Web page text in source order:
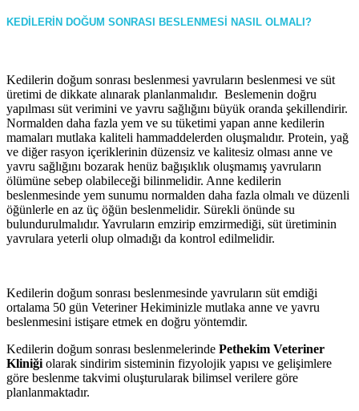
KEDİLERİN DOĞUM SONRASI BESLENMESİ NASIL OLMALI?
Kedilerin doğum sonrası beslenmesi yavruların beslenmesi ve süt
üretimi de dikkate alınarak planlanmalıdır. Beslemenin doğru
yapılması süt verimini ve yavru sağlığını büyük oranda şekillendirir.
Normalden daha fazla yem ve su tüketimi yapan anne kedilerin
mamaları mutlaka kaliteli hammaddelerden oluşmalıdır. Protein, yağ
ve diğer rasyon içeriklerinin düzensiz ve kalitesiz olması anne ve
yavru sağlığını bozarak henüz bağışıklık oluşmamış yavruların
ölümüne sebep olabileceği bilinmelidir. Anne kedilerin
beslenmesinde yem sunumu normalden daha fazla olmalı ve düzenli
öğünlerle en az üç öğün beslenmelidir. Sürekli önünde su
bulundurulmalıdır. Yavruların emzirip emzirmediği, süt üretiminin
yavrulara yeterli olup olmadığı da kontrol edilmelidir.
Kedilerin doğum sonrası beslenmesinde yavruların süt emdiği
ortalama 50 gün Veteriner Hekiminizle mutlaka anne ve yavru
beslenmesini istişare etmek en doğru yöntemdir.
Kedilerin doğum sonrası beslenmelerinde Pethekim Veteriner
Kliniği olarak sindirim sisteminin fizyolojik yapısı ve gelişimlere
göre beslenme takvimi oluşturularak bilimsel verilere göre
planlanmaktadır.